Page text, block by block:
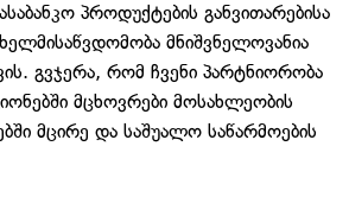
პროდუქტების განვითარებისა
მნიშვნელოვანია
გვჯერა, რომ ჩვენი პარტნიორობა
მცხოვრები მოსახლეობის
მცირე და საშუალო საწარმოების